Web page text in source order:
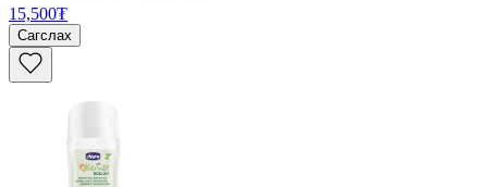
15,500₮
Сагслах